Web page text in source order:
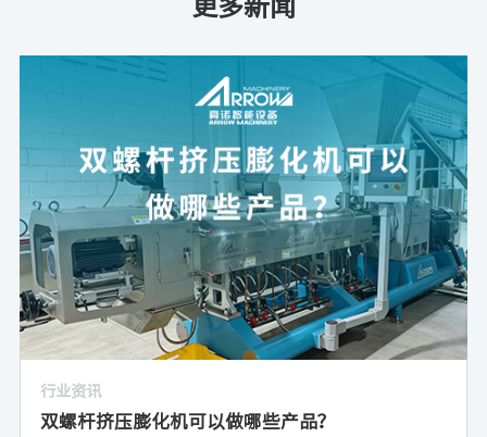
更多新闻
行业资讯
双螺杆挤压膨化机可以做哪些产品？